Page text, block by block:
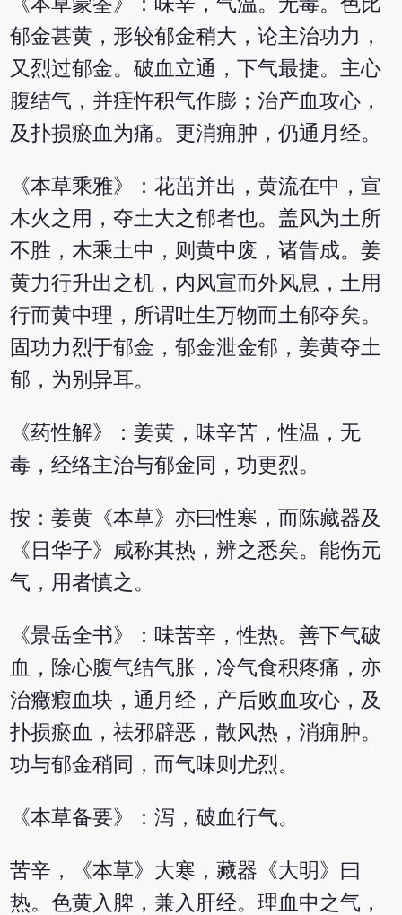
郁金甚黄，形较郁金稍大，论主治功力，
又烈过郁金。破血立通，下气最捷。主心
腹结气，并疰忤积气作膨；治产血攻心，
及扑损瘀血为痛。更消痈肿，仍通月经。
《本草乘雅》：花茁并出，黄流在中，宣
木火之用，夺土大之郁者也。盖风为土所
不胜，木乘土中，则黄中废，诸眚成。姜
黄力行升出之机，内风宣而外风息，土用
行而黄中理，所谓吐生万物而土郁夺矣。
固功力烈于郁金，郁金泄金郁，姜黄夺土
郁，为别异耳。
《药性解》：姜黄，味辛苦，性温，无
毒，经络主治与郁金同，功更烈。
按：姜黄《本草》亦曰性寒，而陈藏器及
《日华子》咸称其热，辨之悉矣。能伤元
气，用者慎之。
《景岳全书》：味苦辛，性热。善下气破
血，除心腹气结气胀，冷气食积疼痛，亦
治癥瘕血块，通月经，产后败血攻心，及
扑损瘀血，祛邪辟恶，散风热，消痈肿。
功与郁金稍同，而气味则尤烈。
《本草备要》：泻，破血行气。
苦辛，《本草》大寒，藏器《大明》曰
热。色黄入脾，兼入肝经。理血中之气，